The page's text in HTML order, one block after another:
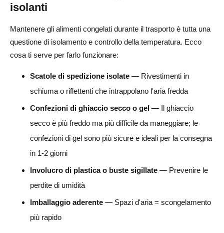
isolanti
Mantenere gli alimenti congelati durante il trasporto è tutta una
questione di isolamento e controllo della temperatura. Ecco
cosa ti serve per farlo funzionare:
Scatole di spedizione isolate — Rivestimenti in
schiuma o riflettenti che intrappolano l'aria fredda
Confezioni di ghiaccio secco o gel — Il ghiaccio
secco è più freddo ma più difficile da maneggiare; le
confezioni di gel sono più sicure e ideali per la consegna
in 1-2 giorni
Involucro di plastica o buste sigillate — Prevenire le
perdite di umidità
Imballaggio aderente — Spazi d'aria = scongelamento
più rapido